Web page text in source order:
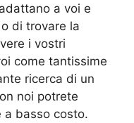
a voi e
di trovare la
i vostri
come tantissime
ricerca di un
noi potrete
a basso costo.